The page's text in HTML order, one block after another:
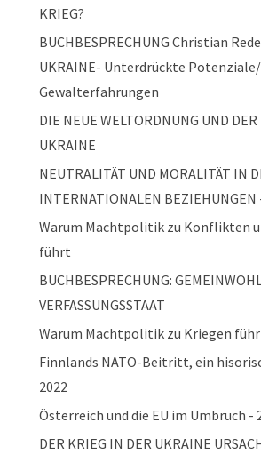
KRIEG?
BUCHBESPRECHUNG Christian
UKRAINE- Unterdrückte
Gewalterfahrungen
DIE NEUE WELTORDNUNG UND
UKRAINE
NEUTRALITÄT UND MORALITÄT IN
INTERNATIONALEN BEZIEHUNGEN
Warum Machtpolitik zu Konflikten
führt
BUCHBESPRECHUNG:
VERFASSUNGSSTAAT
Warum Machtpolitik zu Kriegen
Finnlands NATO-Beitritt, ein
2022
Österreich und die EU im Umbruch -
DER KRIEG IN DER UKRAINE